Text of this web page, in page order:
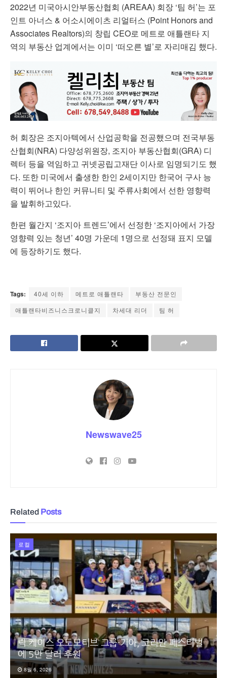
2022년 미국아시안부동산협회 (AREAA) 회장 ‘팀 허’는 포
인트 아너스 & 어소시에이츠 리얼터스 (Point Honors and
Associates Realtors)의 창립 CEO로 메트로 애틀랜타 지
역의 부동산 업계에서는 이미 ‘떠오른 별’로 자리매김 했다.
허 회장은 조지아텍에서 산업공학을 전공했으며 전국부동
산협회(NRA) 다양성위원장, 조지아 부동산협회(GRA) 디
렉터 등을 역임하고 귀넷공립고재단 이사로 임명되기도 했
다. 또한 미국에서 출생한 한인 2세이지만 한국어 구사 능
력이 뛰어나 한인 커뮤니티 및 주류사회에서 선한 영향력
을 발휘하고있다.
한편 월간지 ‘조지아 트렌드’에서 선정한 ‘조지아에서 가장
영향력 있는 청년’ 40명 가운데 1명으로 선정돼 표지 모델
에 등장하기도 했다.
Tags: 40세 이하 메트로 애틀랜타
부동산 전문인
애틀랜타비즈니스크로니클지
차세대 리더 팀 허
Newswave25
Related Posts
로컬
릭 케이스 오토모티브 그룹·기아, 코리안 페스티벌
에 5만 달러 후원
8월 6, 2026